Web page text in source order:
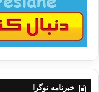
خبرنامه نوگرا